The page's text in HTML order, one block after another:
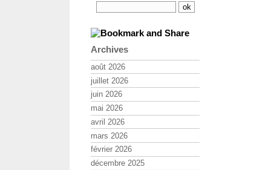
Archives
août 2026
juillet 2026
juin 2026
mai 2026
avril 2026
mars 2026
février 2026
décembre 2025